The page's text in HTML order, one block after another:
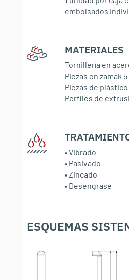
embolsados
MATERIALES
Tornillería en
Piezas en zamak 5
Piezas de
Perfiles de
• Vibrado
• Pasivado
• Zincado
• Desengrase
ESQUEMAS